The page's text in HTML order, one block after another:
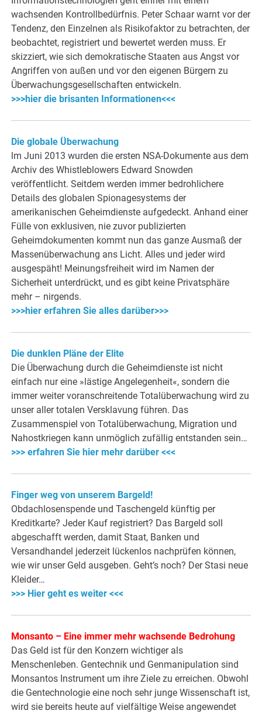
wachsenden Kontrollbedürfnis. Peter Schaar warnt vor der
Tendenz, den Einzelnen als Risikofaktor zu betrachten, der
beobachtet, registriert und bewertet werden muss. Er
skizziert, wie sich demokratische Staaten aus Angst vor
Angriffen von außen und vor den eigenen Bürgern zu
Überwachungsgesellschaften entwickeln.
>>>hier die brisanten Informationen<<<
Die globale Überwachung
lm Juni 2013 wurden die ersten NSA-Dokumente aus dem
Archiv des Whistleblowers Edward Snowden
veröffentlicht. Seitdem werden immer bedrohlichere
Details des globalen Spionagesystems der
amerikanischen Geheimdienste aufgedeckt. Anhand einer
Fülle von exklusiven, nie zuvor publizierten
Geheimdokumenten kommt nun das ganze Ausmaß der
Massenüberwachung ans Licht. Alles und jeder wird
ausgespäht! Meinungsfreiheit wird im Namen der
Sicherheit unterdrückt, und es gibt keine Privatsphäre
mehr – nirgends.
>>>hier erfahren Sie alles darüber>>>
Die dunklen Pläne der Elite
Die Überwachung durch die Geheimdienste ist nicht
einfach nur eine »lästige Angelegenheit«, sondern die
immer weiter voranschreitende Totalüberwachung wird zu
unser aller totalen Versklavung führen. Das
Zusammenspiel von Totalüberwachung, Migration und
Nahostkriegen kann unmöglich zufällig entstanden sein…
>>> erfahren Sie hier mehr darüber <<<
Finger weg von unserem Bargeld!
Obdachlosenspende und Taschengeld künftig per
Kreditkarte? Jeder Kauf registriert? Das Bargeld soll
abgeschafft werden, damit Staat, Banken und
Versandhandel jederzeit lückenlos nachprüfen können,
wie wir unser Geld ausgeben. Geht’s noch? Der Stasi neue
Kleider…
>>> Hier geht es weiter <<<
Monsanto – Eine immer mehr wachsende Bedrohung
Das Geld ist für den Konzern wichtiger als
Menschenleben. Gentechnik und Genmanipulation sind
Monsantos Instrument um ihre Ziele zu erreichen. Obwohl
die Gentechnologie eine noch sehr junge Wissenschaft ist,
wird sie bereits heute auf vielfältige Weise angewendet